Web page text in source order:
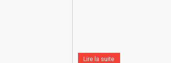
Lire la suite